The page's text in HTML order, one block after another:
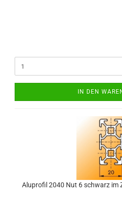
IN DEN
Aluprofil 2040 Nut 6 schwarz im